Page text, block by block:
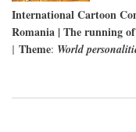
International Cartoon
Romania | The running
| Theme: World